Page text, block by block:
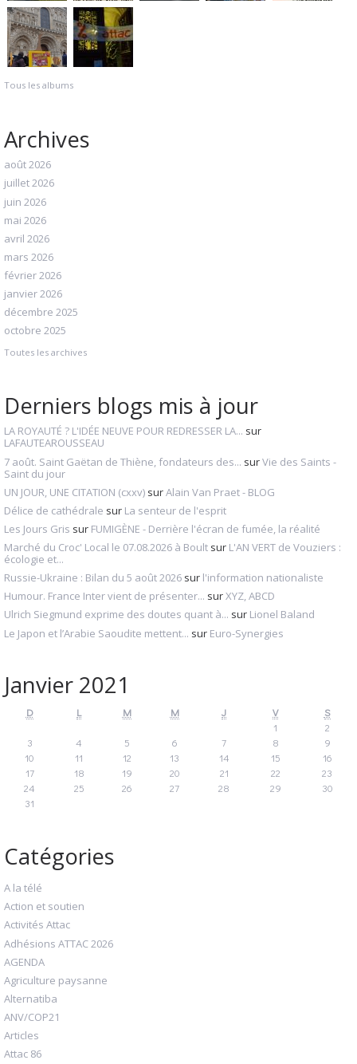
Tous les albums
Archives
août 2026
juillet 2026
juin 2026
mai 2026
avril 2026
mars 2026
février 2026
janvier 2026
décembre 2025
octobre 2025
Toutes les archives
Derniers blogs mis à jour
LA ROYAUTÉ ? L'IDÉE NEUVE POUR REDRESSER LA... sur
LAFAUTEAROUSSEAU
7 août. Saint Gaëtan de Thiène, fondateurs des... surVie des Saints -
Saint du jour
UN JOUR, UNE CITATION (cxxv) surAlain Van Praet - BLOG
Délice de cathédrale sur La senteur de l'esprit
Les Jours Gris sur FUMIGÈNE - Derrière l'écran de fumée, la réalité
Marché du Croc' Local le 07.08.2026 à Boult sur L'AN VERT de Vouziers :
écologie et...
Russie-Ukraine : Bilan du 5 août 2026 sur l'information nationaliste
Humour. France Inter vient de présenter... surXYZ, ABCD
Ulrich Siegmund exprime des doutes quant à... sur Lionel Baland
Le Japon et l’Arabie Saoudite mettent... sur Euro-Synergies
Janvier 2021
D L M M J V
S
1
2
3
4 5 6 7 8
9
10
11 12 13 14 15
16
17
18 19 20 21 22
23
24
25 26 27 28 29
30
31
Catégories
A la télé
Action et soutien
Activités Attac
Adhésions ATTAC 2026
AGENDA
Agriculture paysanne
Alternatiba
ANV/COP21
Articles
Attac 86